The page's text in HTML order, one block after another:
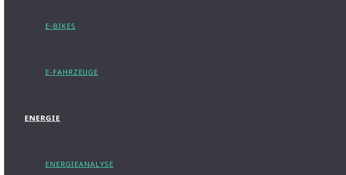
E-BIKES
E-FAHRZEUGE
ENERGIE
ENERGIEANALYSE